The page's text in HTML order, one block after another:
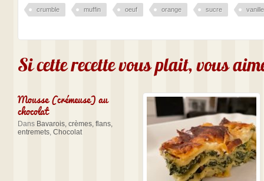
crumble muffin oeuf orange sucre vanille
Si cette recette vous plait, vous
Mousse (crémeuse) au
chocolat
Dans Bavarois, crèmes, flans,
entremets, Chocolat